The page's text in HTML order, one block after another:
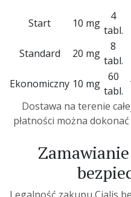
Start 10 mg
4
tabl.
Standard 20 mg
8
tabl.
Ekonomiczny 10 mg
60
tabl.
Dostawa na terenie
płatności można